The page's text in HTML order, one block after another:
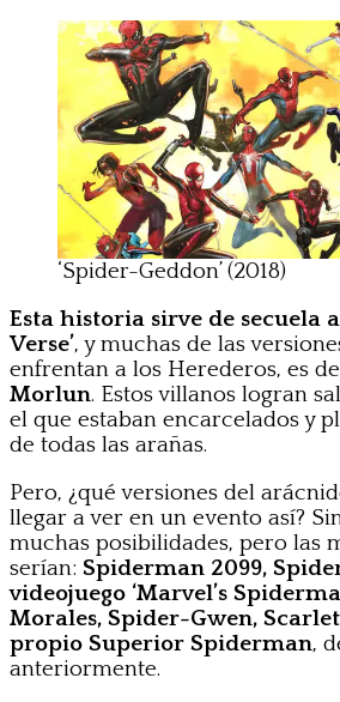
‘Spider-Geddon’ (2018)
Esta historia sirve de secuela
Verse’, y muchas de las
enfrentan a los Herederos, es
Morlun. Estos villanos logran
el que estaban encarcelados y
de todas las arañas.
Pero, ¿qué versiones del
llegar a ver en un evento así?
muchas posibilidades, pero las
serían: Spiderman 2099,
videojuego ‘Marvel’s
Morales, Spider-Gwen,
propio Superior Spiderman,
anteriormente.